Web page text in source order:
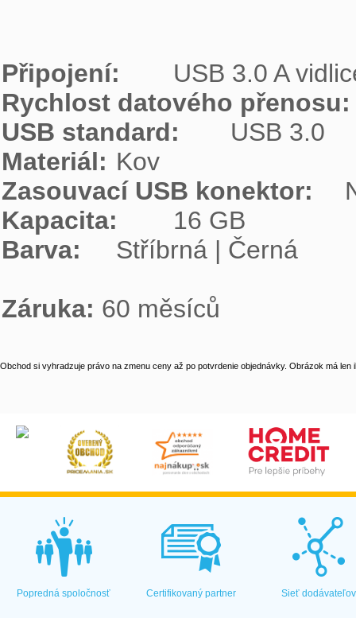
Připojení:
Rychlost datového přenosu:
USB standard:
Materiál:
Zasouvací USB konektor:
Kapacita:
Barva:
Stříbrná | Černá
Záruka: 60 měsíců
Obchod si vyhradzuje právo na zmenu ceny až po potvrdenie objednávky. Obrázok má len
Popredná spoločnosť Certifikovaný partner Sieť dodávateľov